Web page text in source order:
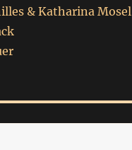
& Katharina Mosel